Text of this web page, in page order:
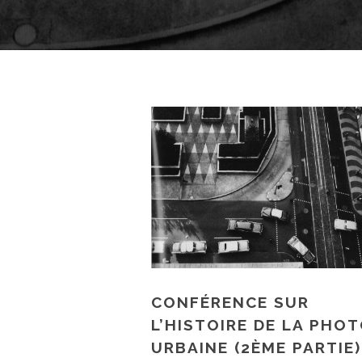
CONFÉRENCE SUR
L’HISTOIRE DE LA
URBAINE (2ÈME PARTIE)